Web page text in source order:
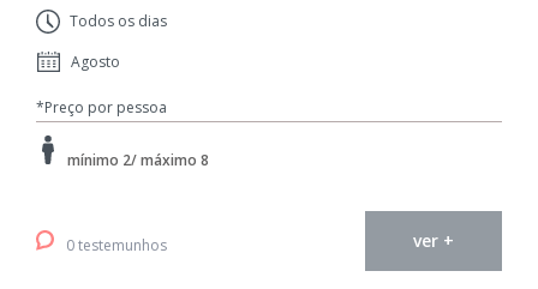
Todos os dias
Agosto
*Preço por pessoa
mínimo 2/ máximo 8
0 testemunhos ver +